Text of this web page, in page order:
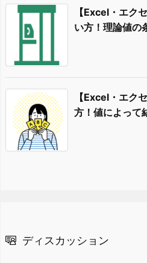
【Excel・エク
い方！理論値の
【Excel・エク
方！値によって
ディスカッション